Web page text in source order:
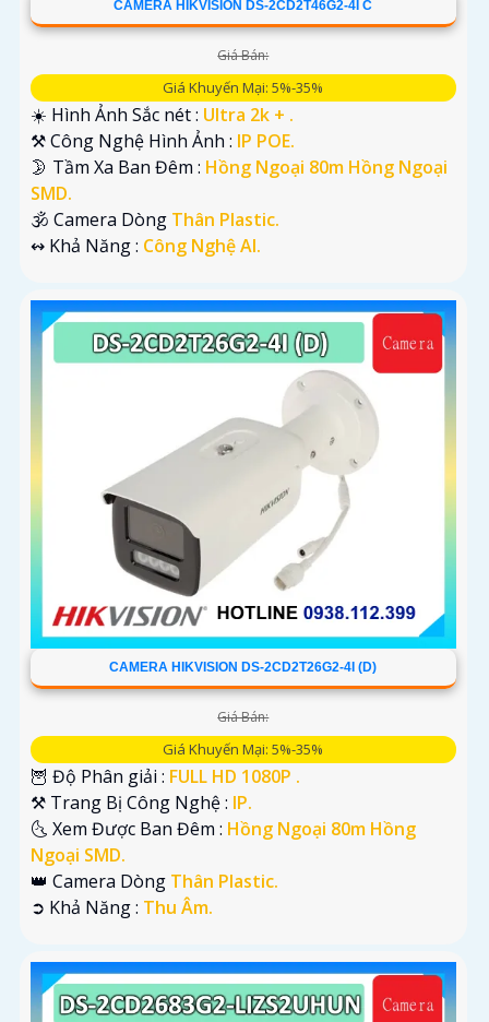
CAMERA HIKVISION DS-2CD2T46G2-4I C
Giá Bán:
Giá Khuyến Mại: 5%-35%
☀️ Hình Ảnh Sắc nét : Ultra 2k + .
⚒ Công Nghệ Hình Ảnh : IP POE.
🌛 Tầm Xa Ban Đêm : Hồng Ngoại 80m Hồng Ngoại
SMD.
🕉️ Camera Dòng Thân Plastic.
️↭ Khả Năng : Công Nghệ AI.
CAMERA HIKVISION DS-2CD2T26G2-4I (D)
Giá Bán:
Giá Khuyến Mại: 5%-35%
🦉 Độ Phân giải : FULL HD 1080P .
⚒ Trang Bị Công Nghệ : IP.
🌜 Xem Được Ban Đêm : Hồng Ngoại 80m Hồng
Ngoại SMD.
👑 Camera Dòng Thân Plastic.
️➲ Khả Năng : Thu Âm.